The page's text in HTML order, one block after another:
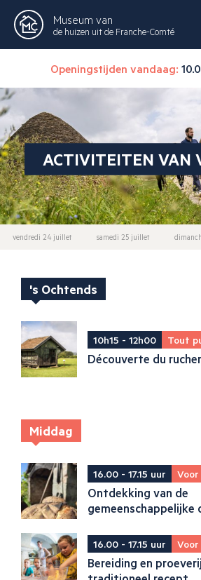
Museum van
de huizen uit de Franche-Comté
Openingstijden vandaag:
ACTIVITEITEN VAN
vendredi 24 juillet samedi 25 juillet
's Ochtends
10h15 - 12h00 Tout
Découverte du
Middag
16.00 - 17.15 uur
Ontdekking van de
gemeenschappelijke
16.00 - 17.15 uur Voor
Bereiding en